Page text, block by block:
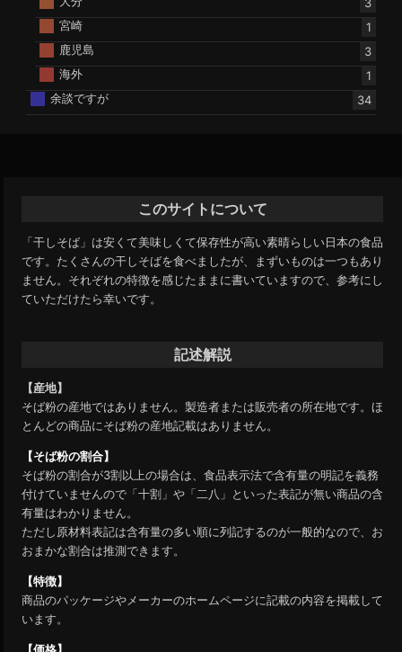
宮崎
1
鹿児島
3
海外
1
余談ですが
34
このサイトについて
「干しそば」は安くて美味しくて保存性が高い素晴らしい日本の食品
です。たくさんの干しそばを食べましたが、まずいものは一つもあり
ません。それぞれの特徴を感じたままに書いていますので、参考にし
ていただけたら幸いです。
記述解説
【産地】
そば粉の産地ではありません。製造者または販売者の所在地です。ほ
とんどの商品にそば粉の産地記載はありません。
【そば粉の割合】
そば粉の割合が3割以上の場合は、食品表示法で含有量の明記を義務
付けていませんので「十割」や「二八」といった表記が無い商品の含
有量はわかりません。
ただし原材料表記は含有量の多い順に列記するのが一般的なので、お
おまかな割合は推測できます。
【特徴】
商品のパッケージやメーカーのホームページに記載の内容を掲載して
います。
【価格】